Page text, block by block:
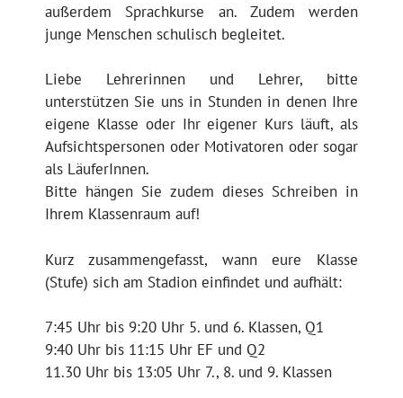
außerdem Sprachkurse an. Zudem werden
junge Menschen schulisch begleitet.
Liebe Lehrerinnen und Lehrer, bitte
unterstützen Sie uns in Stunden in denen Ihre
eigene Klasse oder Ihr eigener Kurs läuft, als
Aufsichtspersonen oder Motivatoren oder sogar
als LäuferInnen.
Bitte hängen Sie zudem dieses Schreiben in
Ihrem Klassenraum auf!
Kurz zusammengefasst, wann eure Klasse
(Stufe) sich am Stadion einfindet und aufhält:
7:45 Uhr bis 9:20 Uhr 5. und 6. Klassen, Q1
9:40 Uhr bis 11:15 Uhr EF und Q2
11.30 Uhr bis 13:05 Uhr 7., 8. und 9. Klassen